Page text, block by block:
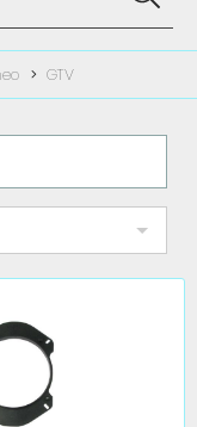
GTV